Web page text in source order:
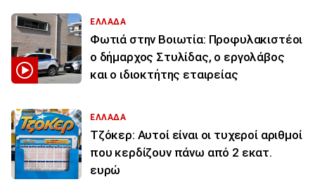
ΕΛΛΑΔΑ
Φωτιά στην Βοιωτία: Προφυλακιστέοι
ο δήμαρχος Στυλίδας, ο εργολάβος
και ο ιδιοκτήτης εταιρείας
ΕΛΛΑΔΑ
Τζόκερ: Αυτοί είναι οι τυχεροί αριθμοί
που κερδίζουν πάνω από 2 εκατ.
ευρώ